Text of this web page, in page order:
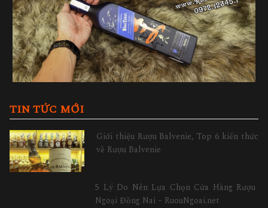
TIN TỨC MỚI
Giới thiệu Rượu Balvenie, Top 6 kiến thức
về Rượu Balvenie
5 Lý Do Nên Lựa Chọn Cửa Hàng Rượu
Ngoại Đồng Nai – RuouNgoai.net